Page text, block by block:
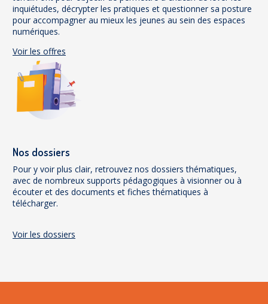
inquiétudes, décrypter les pratiques et questionner sa posture
pour accompagner au mieux les jeunes au sein des espaces
numériques.
Voir les offres
Nos dossiers
Pour y voir plus clair, retrouvez nos dossiers thématiques,
avec de nombreux supports pédagogiques à visionner ou à
écouter et des documents et fiches thématiques à
télécharger.
Voir les dossiers